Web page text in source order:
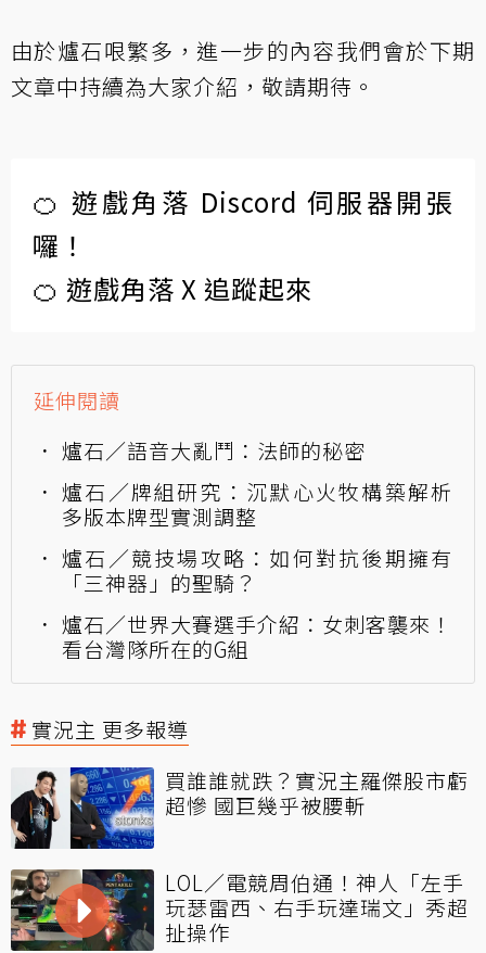
由於爐石哏繁多，進一步的內容我們會於下期
文章中持續為大家介紹，敬請期待。
🍊 遊戲角落 Discord 伺服器開張
囉！
🍊 遊戲角落 X 追蹤起來
延伸閱讀
爐石／語音大亂鬥：法師的秘密
爐石／牌組研究：沉默心火牧構築解析
多版本牌型實測調整
爐石／競技場攻略：如何對抗後期擁有
「三神器」的聖騎？
爐石／世界大賽選手介紹：女刺客襲來！
看台灣隊所在的G組
實況主 更多報導
買誰誰就跌？實況主羅傑股市虧
超慘 國巨幾乎被腰斬
LOL／電競周伯通！神人「左手
玩瑟雷西、右手玩達瑞文」秀超
扯操作